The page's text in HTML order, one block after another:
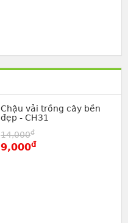
Chậu vải trồng cây bền
đẹp - CH31
14,000đ
9,000đ